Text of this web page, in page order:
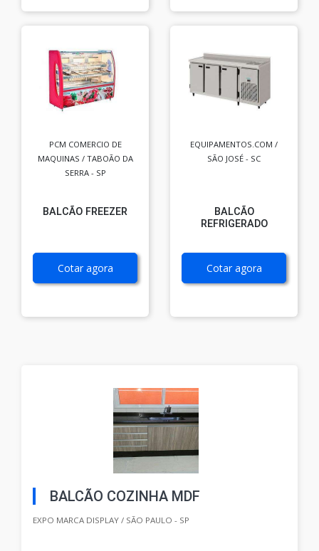
PCM COMERCIO DE
MAQUINAS / TABOÃO DA
SERRA - SP
BALCÃO FREEZER
Cotar agora
EQUIPAMENTOS.COM /
SÃO JOSÉ - SC
BALCÃO
REFRIGERADO
Cotar agora
BALCÃO COZINHA MDF
EXPO MARCA DISPLAY / SÃO PAULO - SP